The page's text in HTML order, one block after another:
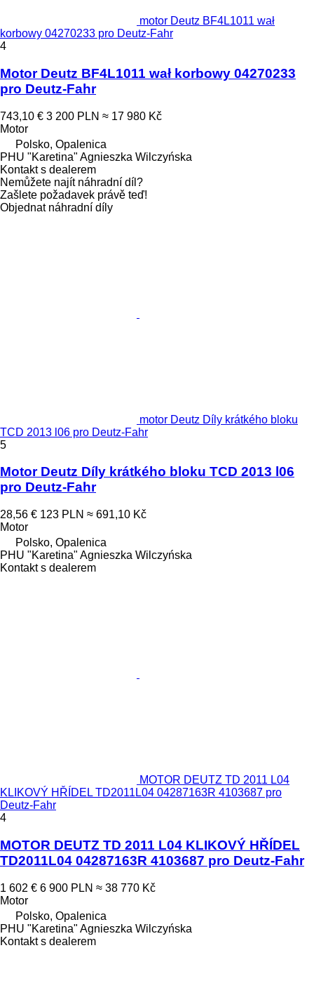
motor Deutz BF4L1011 wał
korbowy 04270233 pro Deutz-Fahr
4
Motor Deutz BF4L1011 wał korbowy 04270233
pro Deutz-Fahr
743,10 € 3 200 PLN ≈ 17 980 Kč
Motor
Polsko, Opalenica
PHU "Karetina" Agnieszka Wilczyńska
Kontakt s dealerem
Nemůžete najít náhradní díl?
Zašlete požadavek právě teď!
Objednat náhradní díly
motor Deutz Díly krátkého bloku
TCD 2013 l06 pro Deutz-Fahr
5
Motor Deutz Díly krátkého bloku TCD 2013 l06
pro Deutz-Fahr
28,56 € 123 PLN ≈ 691,10 Kč
Motor
Polsko, Opalenica
PHU "Karetina" Agnieszka Wilczyńska
Kontakt s dealerem
MOTOR DEUTZ TD 2011 L04
KLIKOVÝ HŘÍDEL TD2011L04 04287163R 4103687 pro
Deutz-Fahr
4
MOTOR DEUTZ TD 2011 L04 KLIKOVÝ HŘÍDEL
TD2011L04 04287163R 4103687 pro Deutz-Fahr
1 602 € 6 900 PLN ≈ 38 770 Kč
Motor
Polsko, Opalenica
PHU "Karetina" Agnieszka Wilczyńska
Kontakt s dealerem